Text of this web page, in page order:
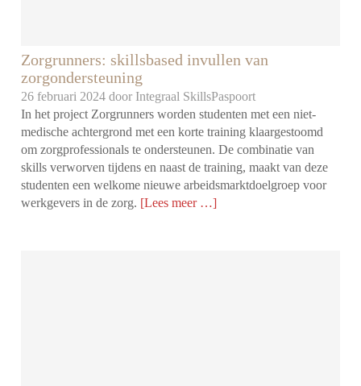
Zorgrunners: skillsbased invullen van
zorgondersteuning
26 februari 2024 door Integraal SkillsPaspoort
In het project Zorgrunners worden studenten met een niet-
medische achtergrond met een korte training klaargestoomd
om zorgprofessionals te ondersteunen. De combinatie van
skills verworven tijdens en naast de training, maakt van deze
studenten een welkome nieuwe arbeidsmarktdoelgroep voor
werkgevers in de zorg. [Lees meer …]